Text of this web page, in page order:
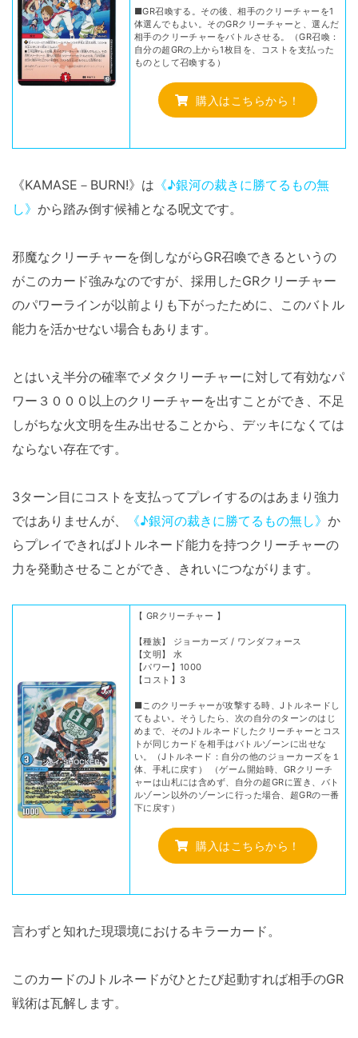
■GR召喚する。その後、相手のクリーチャーを1
体選んでもよい。そのGRクリーチャーと、選んだ
相手のクリーチャーをバトルさせる。（GR召喚：
自分の超GRの上から1枚目を、コストを支払った
ものとして召喚する）
購入はこちらから！
《KAMASE－BURN!》は 《♪銀河の裁きに勝てるもの無
し》 から踏み倒す候補となる呪文です。
邪魔なクリーチャーを倒しながらGR召喚できるというの
がこのカード強みなのですが、採用したGRクリーチャー
のパワーラインが以前よりも下がったために、このバトル
能力を活かせない場合もあります。
とはいえ半分の確率でメタクリーチャーに対して有効なパ
ワー３０００以上のクリーチャーを出すことができ、不足
しがちな火文明を生み出せることから、デッキになくては
ならない存在です。
3ターン目にコストを支払ってプレイするのはあまり強力
ではありませんが、
《♪銀河の裁きに勝てるもの無し》 か
らプレイできればJトルネード能力を持つクリーチャーの
力を発動させることができ、きれいにつながります。
【 GRクリーチャー 】
【種族】 ジョーカーズ / ワンダフォース
【文明】 水
【パワー】1000
【コスト】3
■このクリーチャーが攻撃する時、Jトルネードし
てもよい。そうしたら、次の自分のターンのはじ
めまで、そのJトルネードしたクリーチャーとコス
トが同じカードを相手はバトルゾーンに出せな
い。（Jトルネード：自分の他のジョーカーズを１
体、手札に戻す） （ゲーム開始時、GRクリーチ
ャーは山札には含めず、自分の超GRに置き、バト
ルゾーン以外のゾーンに行った場合、超GRの一番
下に戻す）
購入はこちらから！
言わずと知れた現環境におけるキラーカード。
このカードのJトルネードがひとたび起動すれば相手のGR
戦術は瓦解します。